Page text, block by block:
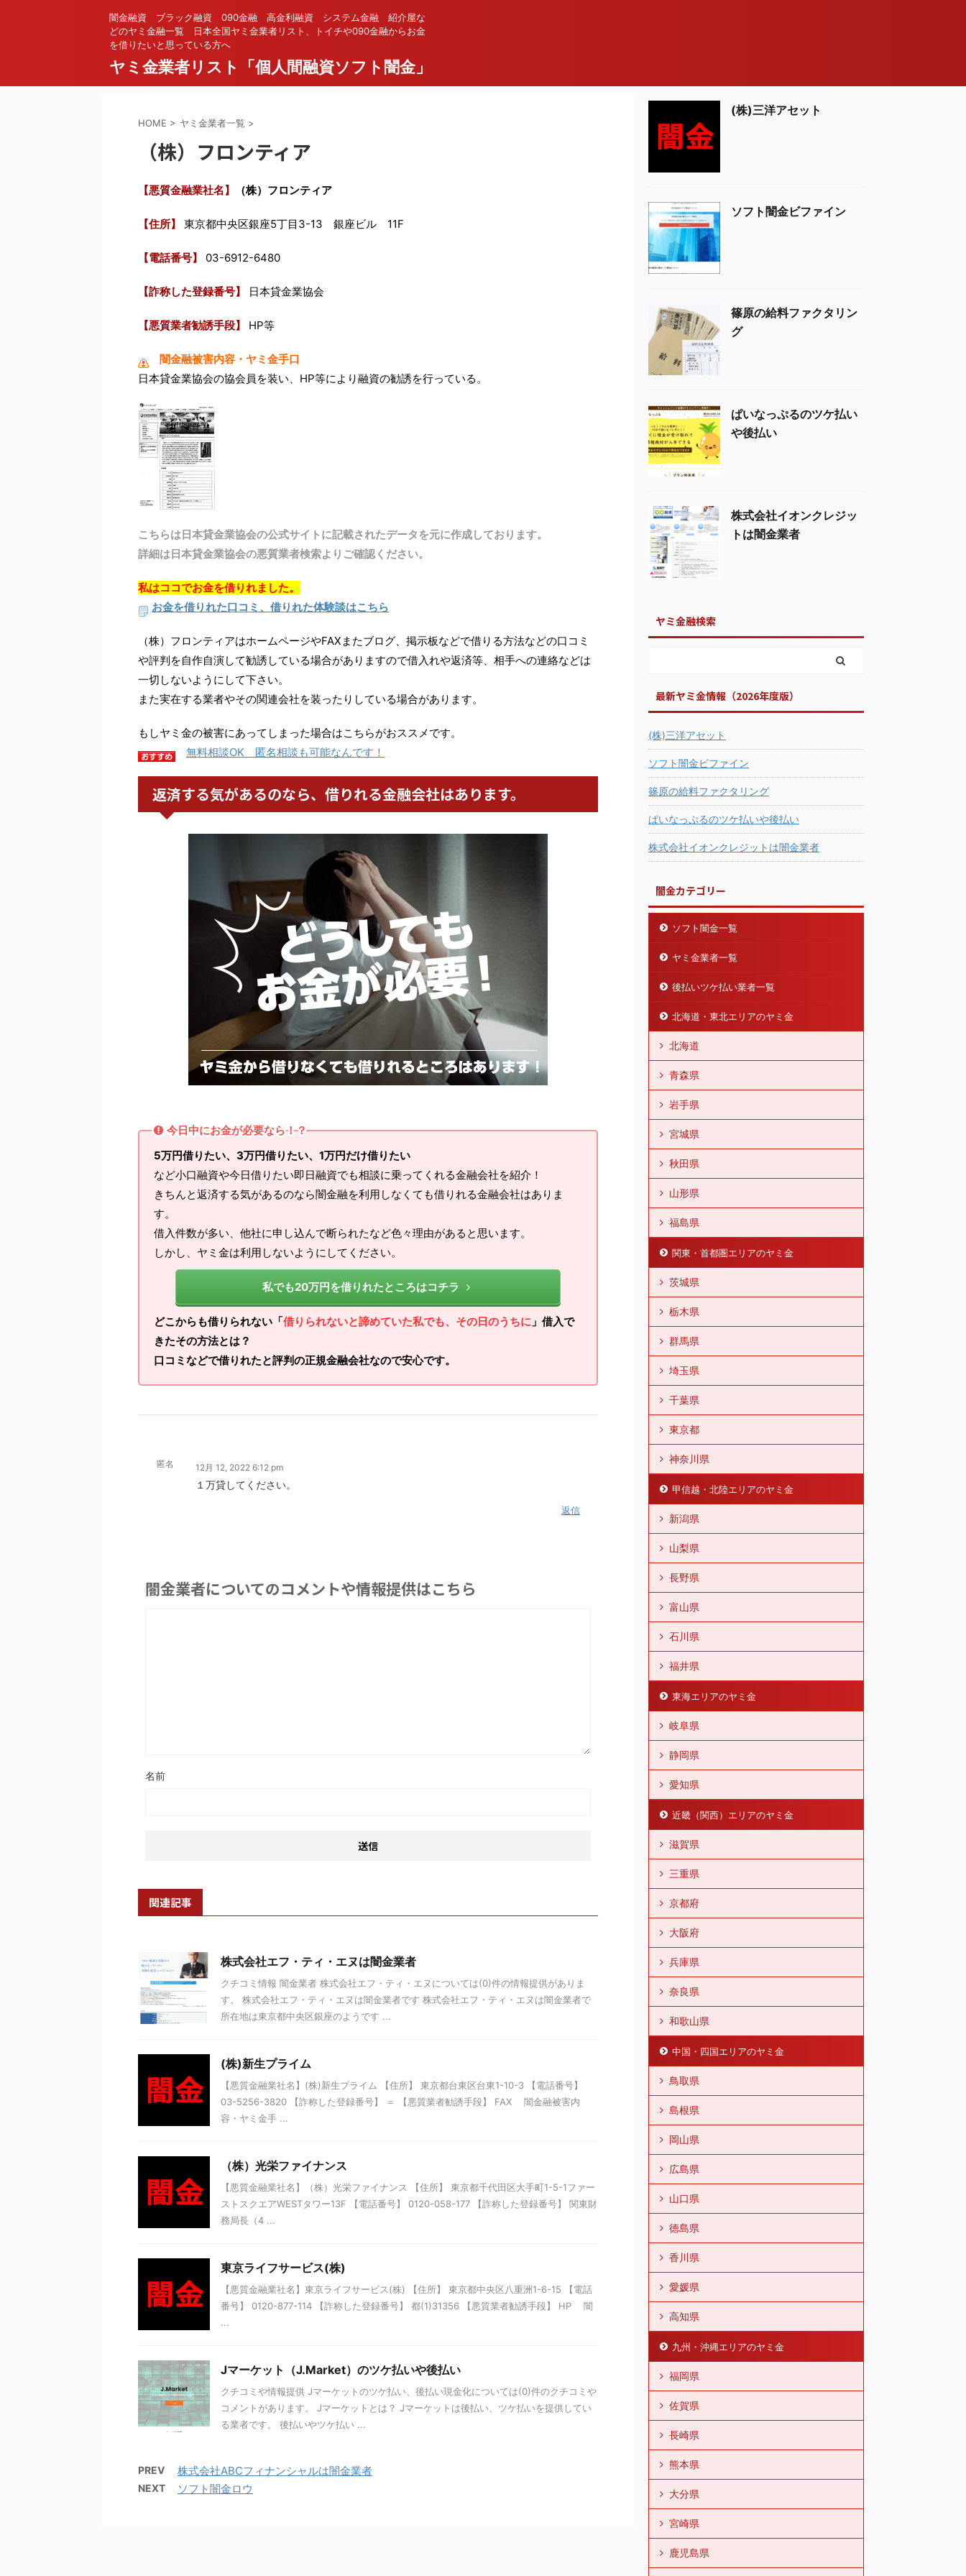
闇金融資 ブラック融資 090金融 高金利融資 システム金融 紹介屋な
どのヤミ金融一覧 日本全国ヤミ金業者リスト、トイチや090金融からお金
を借りたいと思っている方へ
ヤミ金業者リスト「個人間融資ソフト闇金」
HOME > ヤミ金業者一覧 >
（株）フロンティア
【悪質金融業社名】 （株）フロンティア
【住所】 東京都中央区銀座5丁目3-13 銀座ビル 11F
【電話番号】 03-6912-6480
【詐称した登録番号】 日本貸金業協会
【悪質業者勧誘手段】 HP等
闇金融被害内容・ヤミ金手口
日本貸金業協会の協会員を装い、HP等により融資の勧誘を行っている。
こちらは日本貸金業協会の公式サイトに記載されたデータを元に作成しております。
詳細は日本貸金業協会の悪質業者検索よりご確認ください。
私はココでお金を借りれました。
お金を借りれた口コミ、借りれた体験談はこちら
（株）フロンティアはホームページやFAXまたブログ、掲示板などで借りる方法などの口コミ
や評判を自作自演して勧誘している場合がありますので借入れや返済等、相手への連絡などは
一切しないようにして下さい。
また実在する業者やその関連会社を装ったりしている場合があります。
もしヤミ金の被害にあってしまった場合はこちらがおススメです。
無料相談OK 匿名相談も可能なんです！
返済する気があるのなら、借りれる金融会社はあります。
今日中にお金が必要なら！？
5万円借りたい、3万円借りたい、1万円だけ借りたい
など小口融資や今日借りたい即日融資でも相談に乗ってくれる金融会社を紹介！
きちんと返済する気があるのなら闇金融を利用しなくても借りれる金融会社はありま
す。
借入件数が多い、他社に申し込んで断られたなど色々理由があると思います。
しかし、ヤミ金は利用しないようにしてください。
私でも20万円を借りれたところはコチラ
どこからも借りられない「借りられないと諦めていた私でも、その日のうちに 」借入で
きたその方法とは？
口コミなどで借りれたと評判の正規金融会社なので安心です。
匿名 12月 12, 2022 6:12 pm
１万貸してください。
返信
闇金業者についてのコメントや情報提供はこちら
名前
関連記事
株式会社エフ・ティ・エヌは闇金業者
クチコミ情報 闇金業者 株式会社エフ・ティ・エヌについては(0)件の情報提供がありま
す。 株式会社エフ・ティ・エヌは闇金業者です 株式会社エフ・ティ・エヌは闇金業者で
所在地は東京都中央区銀座のようです ...
(株)新生プライム
【悪質金融業社名】(株)新生プライム 【住所】 東京都台東区台東1-10-3 【電話番号】
03-5256-3820 【詐称した登録番号】 ＝ 【悪質業者勧誘手段】 FAX 闇金融被害内
容・ヤミ金手 ...
（株）光栄ファイナンス
【悪質金融業社名】（株）光栄ファイナンス 【住所】 東京都千代田区大手町1-5-1ファー
ストスクエアWESTタワー13F 【電話番号】 0120-058-177 【詐称した登録番号】 関東財
務局長（4 ...
東京ライフサービス(株)
【悪質金融業社名】東京ライフサービス(株) 【住所】 東京都中央区八重洲1-6-15 【電話
番号】 0120-877-114 【詐称した登録番号】 都(1)31356 【悪質業者勧誘手段】 HP 闇
...
Jマーケット（J.Market）のツケ払いや後払い
クチコミや情報提供 Jマーケットのツケ払い、後払い現金化については(0)件のクチコミや
コメントがあります。 Jマーケットとは？ Jマーケットは後払い、ツケ払いを提供してい
る業者です。 後払いやツケ払い ...
PREV 株式会社ABCフィナンシャルは闇金業者
NEXT ソフト闇金ロウ
(株)三洋アセット
ソフト闇金ビファイン
篠原の給料ファクタリン
グ
ぱいなっぷるのツケ払い
や後払い
株式会社イオンクレジッ
トは闇金業者
ヤミ金融検索
最新ヤミ金情報（2026年度版）
(株)三洋アセット
ソフト闇金ビファイン
篠原の給料ファクタリング
ぱいなっぷるのツケ払いや後払い
株式会社イオンクレジットは闇金業者
闇金カテゴリー
ソフト闇金一覧
ヤミ金業者一覧
後払いツケ払い業者一覧
北海道・東北エリアのヤミ金
北海道
青森県
岩手県
宮城県
秋田県
山形県
福島県
関東・首都圏エリアのヤミ金
茨城県
栃木県
群馬県
埼玉県
千葉県
東京都
神奈川県
甲信越・北陸エリアのヤミ金
新潟県
山梨県
長野県
富山県
石川県
福井県
東海エリアのヤミ金
岐阜県
静岡県
愛知県
近畿（関西）エリアのヤミ金
滋賀県
三重県
京都府
大阪府
兵庫県
奈良県
和歌山県
中国・四国エリアのヤミ金
鳥取県
島根県
岡山県
広島県
山口県
徳島県
香川県
愛媛県
高知県
九州・沖縄エリアのヤミ金
福岡県
佐賀県
長崎県
熊本県
大分県
宮崎県
鹿児島県